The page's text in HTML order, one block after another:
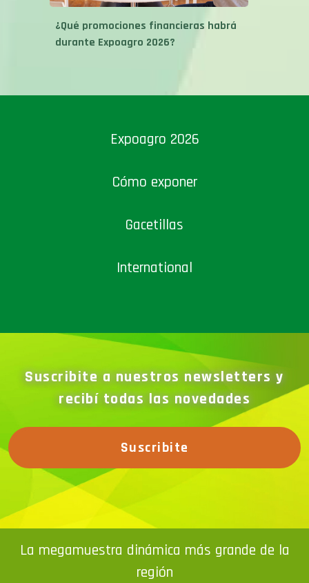
¿Qué promociones financieras habrá
durante Expoagro 2026?
Expoagro 2026
Cómo exponer
Gacetillas
International
Suscribite a nuestros newsletters y
recibí todas las novedades
Suscribite
La megamuestra dinámica más grande de la
región